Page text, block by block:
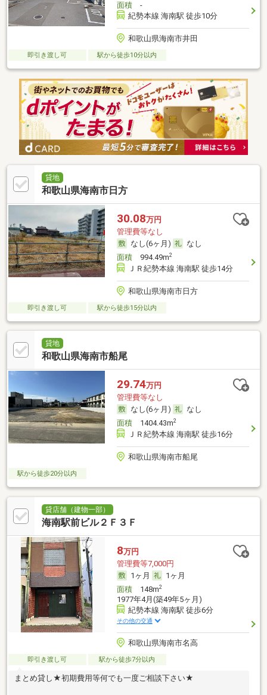
面積-
紀勢本線 海南駅 徒歩10分
和歌山県海南市井田
即引き渡し可 駅から徒歩10分以内
貸地
和歌山県海南市日方
30.08万円
管理費等なし
なし(6ヶ月)
なし
面積994.49m2
ＪＲ紀勢本線 海南駅 徒歩14分
和歌山県海南市日方
即引き渡し可 駅から徒歩15分以内
貸地
和歌山県海南市船尾
29.74万円
管理費等なし
なし(6ヶ月)
なし
面積1404.43m2
ＪＲ紀勢本線 海南駅 徒歩16分
和歌山県海南市船尾
駅から徒歩20分以内
貸店舗（建物一部）
海南駅前ビル２Ｆ３Ｆ
8万円
管理費等7,000円
1ヶ月
1ヶ月
面積148m2
1977年4月(築49年5ヶ月)
紀勢本線 海南駅 徒歩6分
その他の交通
和歌山県海南市名高
即引き渡し可 駅から徒歩7分以内
まとめ貸し★初期費用等何でも一度ご相談下さい★